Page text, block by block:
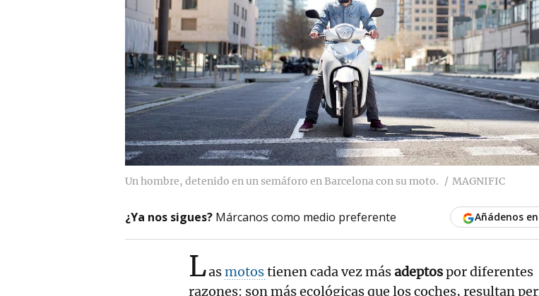
Un hombre, detenido en un semáforo en Barcelona con su moto. MAGNIFIC
¿Ya nos sigues? Márcanos como medio preferente Añádenos
Lasmotostienen cada vez másadeptospor diferentes
razones: son más ecológicas que los coches, resultan